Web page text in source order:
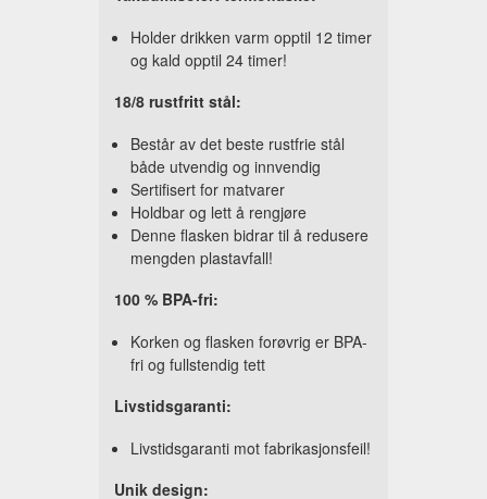
Holder drikken varm opptil 12 timer
og kald opptil 24 timer!
18/8 rustfritt stål:
Består av det beste rustfrie stål
både utvendig og innvendig
Sertifisert for matvarer
Holdbar og lett å rengjøre
Denne flasken bidrar til å redusere
mengden plastavfall!
100 % BPA-fri:
Korken og flasken forøvrig er BPA-
fri og fullstendig tett
Livstidsgaranti:
Livstidsgaranti mot fabrikasjonsfeil!
Unik design: